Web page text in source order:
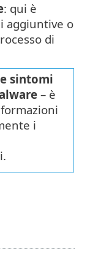
: qui è
aggiuntive o
di
sintomi
– è
i